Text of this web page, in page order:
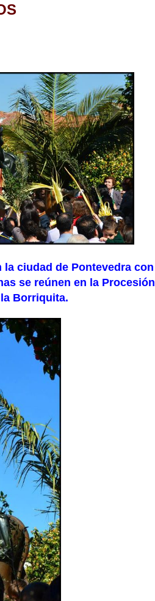
ciudad de Pontevedra con
se reúnen en la Procesión
Borriquita.